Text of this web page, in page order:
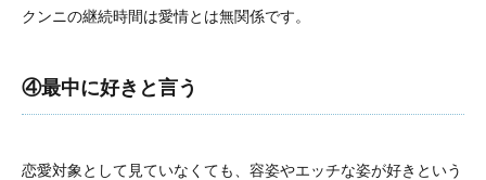
クンニの継続時間は愛情とは無関係です。
④最中に好きと言う
恋愛対象として見ていなくても、容姿やエッチな姿が好きという